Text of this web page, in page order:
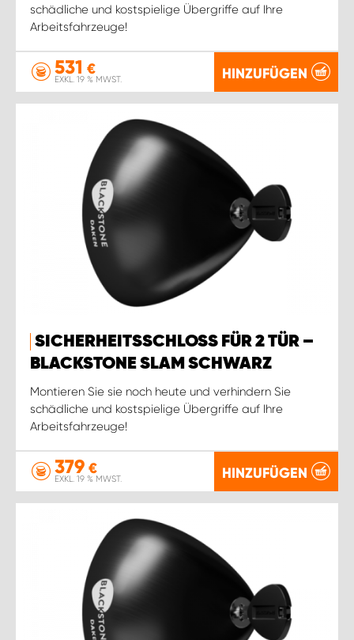
schädliche und kostspielige Übergriffe auf Ihre
Arbeitsfahrzeuge!
531 €
EXKL. 19 % MWST. HINZUFÜGEN
SICHERHEITSSCHLOSS FÜR 2 TÜR –
BLACKSTONE SLAM SCHWARZ
Montieren Sie sie noch heute und verhindern Sie
schädliche und kostspielige Übergriffe auf Ihre
Arbeitsfahrzeuge!
379 €
EXKL. 19 % MWST. HINZUFÜGEN